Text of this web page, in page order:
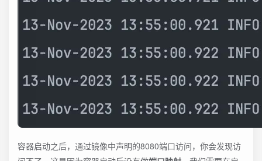
容器启动之后，通过镜像中声明的8080端口访问，你会发现访